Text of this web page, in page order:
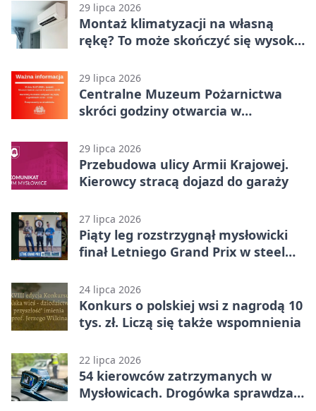
29 lipca 2026
Montaż klimatyzacji na własną
rękę? To może skończyć się wysoką
29 lipca 2026
Centralne Muzeum Pożarnictwa
skróci godziny otwarcia w
29 lipca 2026
Przebudowa ulicy Armii Krajowej.
Kierowcy stracą dojazd do garaży
27 lipca 2026
Piąty leg rozstrzygnął mysłowicki
finał Letniego Grand Prix w steel
24 lipca 2026
Konkurs o polskiej wsi z nagrodą 10
tys. zł. Liczą się także wspomnienia
22 lipca 2026
54 kierowców zatrzymanych w
Mysłowicach. Drogówka sprawdzała